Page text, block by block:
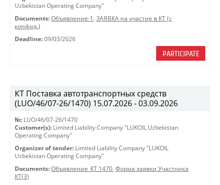
Uzbekistan Operating Company"
Documents: Объявление-1 , ЗАЯВКА на участие в КТ (с
конфид.)
Deadline: 09/03/2026
PARTICIPATE
КТ Поставка автотранспортных средств
(LUO/46/07-26/1470) 15.07.2026 - 03.09.2026
№: LUO/46/07-26/1470
Customer(s): Limited Liability Company "LUKOIL Uzbekistan
Operating Company"
Organizer of tender: Limited Liability Company "LUKOIL
Uzbekistan Operating Company"
Documents: Объявление_КТ 1470, Форма заявки Участника
КТ(3)